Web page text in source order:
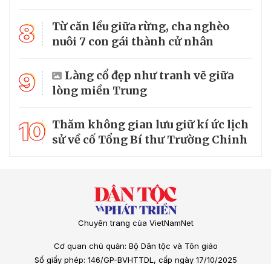
8
Từ căn lều giữa rừng, cha nghèo
nuôi 7 con gái thành cử nhân
9
Làng cổ đẹp như tranh vẽ giữa
lòng miền Trung
10 Thăm không gian lưu giữ kí ức lịch
sử về cố Tổng Bí thư Trường Chinh
Chuyên trang của VietNamNet
Cơ quan chủ quản: Bộ Dân tộc và Tôn giáo
Số giấy phép: 146/GP-BVHTTDL, cấp ngày 17/10/2025